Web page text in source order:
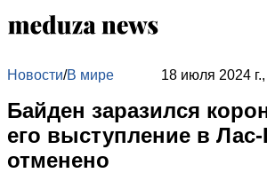
Новости/В мире 18 июля 2024
Байден заразился
его выступление в Лас-
отменено